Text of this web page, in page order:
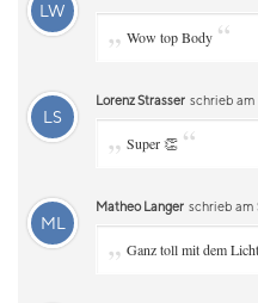
LW
„ Wow top Body “
LS
Lorenz Strasser schrieb am
„ Super 👏 “
ML
Matheo Langer schrieb am
„ Ganz toll mit dem Licht